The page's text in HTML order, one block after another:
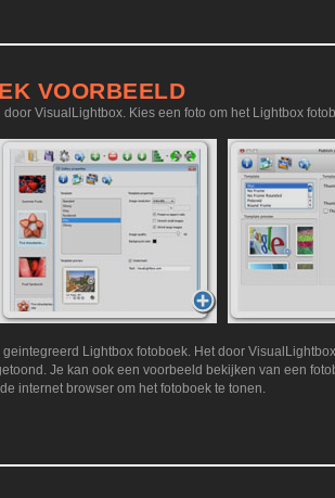
VOORBEELD
VisualLightbox. Kies een foto om het Lightbox
Lightbox fotoboek. Het door
Je kan ook een voorbeeld bekijken van een
internet browser om het fotoboek te tonen.